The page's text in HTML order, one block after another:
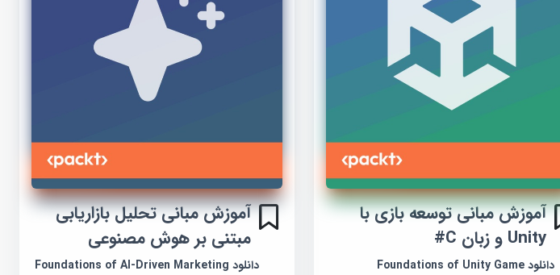
آموزش مبانی توسعه بازی با
Unity و زبان C#
دانلود Foundations of Unity Game
آموزش مبانی تحلیل بازاریابی
مبتنی بر هوش مصنوعی
دانلود Foundations of AI-Driven Marketing